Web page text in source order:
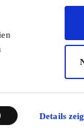
Details